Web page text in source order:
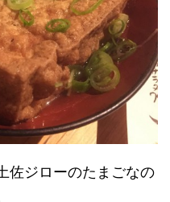
佐ジローのたまごなの